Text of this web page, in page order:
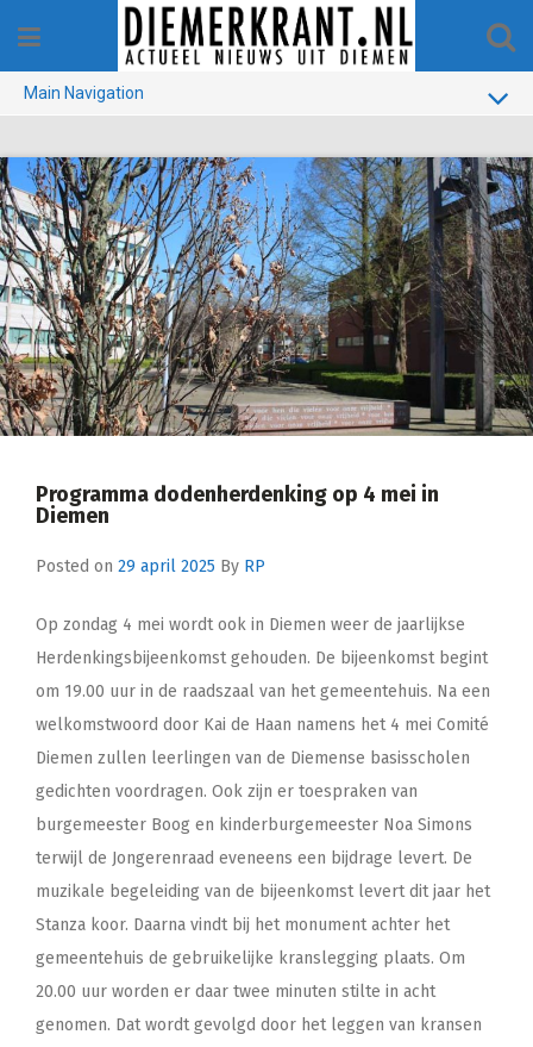
content
Main Navigation
GEMEENTE
1970-1990
VERKIEZINGEN
COLOFON
Programma dodenherdenking op 4 mei in
Diemen
Posted on 29 april 2025 By RP
Op zondag 4 mei wordt ook in Diemen weer de jaarlijkse
Herdenkingsbijeenkomst gehouden. De bijeenkomst begint
om 19.00 uur in de raadszaal van het gemeentehuis. Na een
welkomstwoord door Kai de Haan namens het 4 mei Comité
Diemen zullen leerlingen van de Diemense basisscholen
gedichten voordragen. Ook zijn er toespraken van
burgemeester Boog en kinderburgemeester Noa Simons
terwijl de Jongerenraad eveneens een bijdrage levert. De
muzikale begeleiding van de bijeenkomst levert dit jaar het
Stanza koor. Daarna vindt bij het monument achter het
gemeentehuis de gebruikelijke kranslegging plaats. Om
20.00 uur worden er daar twee minuten stilte in acht
genomen. Dat wordt gevolgd door het leggen van kransen